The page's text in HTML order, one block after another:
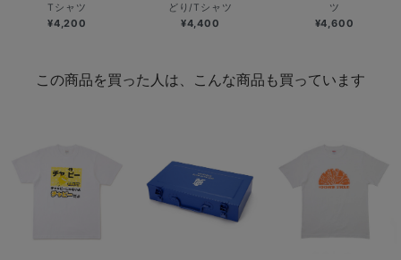
Tシャツ
¥4,200
どり/Tシャツ
¥4,400
ツ
¥4,600
この商品を買った人は、こんな商品も買っています